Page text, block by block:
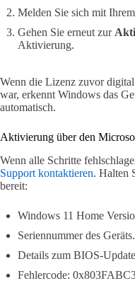
Melden Sie sich mit
Gehen Sie erneut zur
Aktivierung.
Wenn die Lizenz zuvor
war, erkennt Windows das
automatisch.
Aktivierung über den
Wenn alle Schritte
Support kontaktieren. Halten
bereit:
Windows 11 Home
Seriennummer des Geräts.
Details zum BIOS-
Fehlercode: